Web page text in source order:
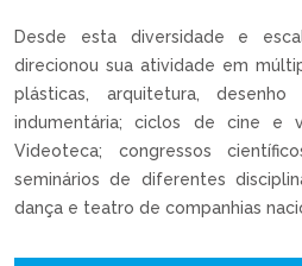
Desde esta diversidade e
direcionou sua atividade em
plásticas, arquitetura,
indumentária; ciclos de cine e
Videoteca; congressos
seminários de diferentes
dança e teatro de companhias